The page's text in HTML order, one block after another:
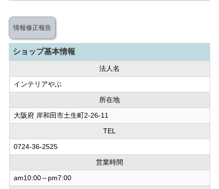
情報修正報告
ショップ基本情報
法人名
インテリアやぶ
所在地
大阪府 岸和田市土生町2-26-11
TEL
0724-36-2525
営業時間
am10:00～pm7:00